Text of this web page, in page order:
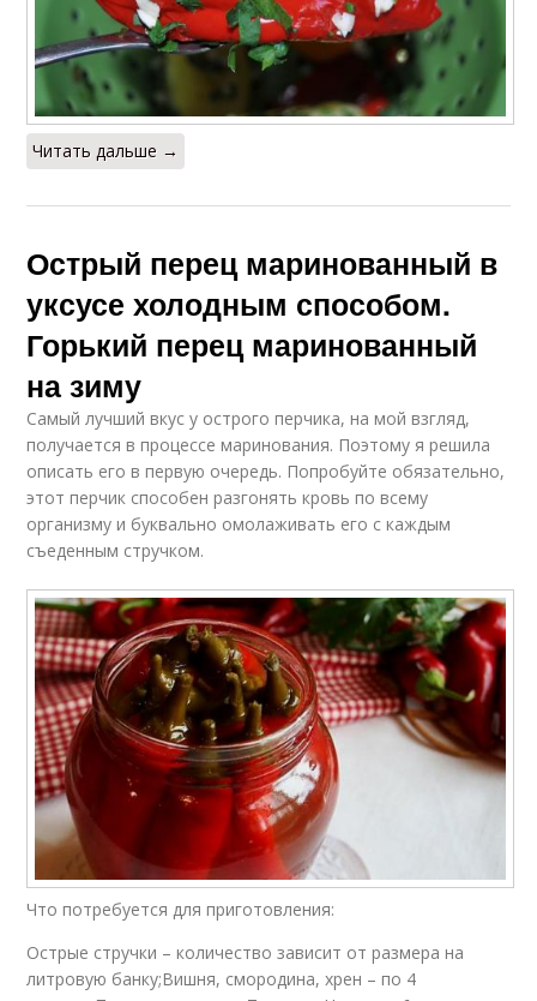
Читать дальше →
Острый перец маринованный в
уксусе холодным способом.
Горький перец маринованный
на зиму
Самый лучший вкус у острого перчика, на мой взгляд,
получается в процессе маринования. Поэтому я решила
описать его в первую очередь. Попробуйте обязательно,
этот перчик способен разгонять кровь по всему
организму и буквально омолаживать его с каждым
съеденным стручком.
Что потребуется для приготовления:
Острые стручки – количество зависит от размера на
литровую банку;Вишня, смородина, хрен – по 4